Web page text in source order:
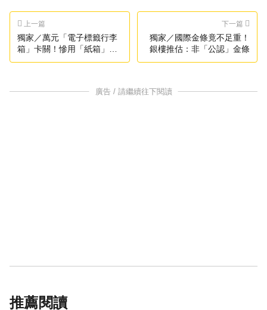
上一篇
獨家／萬元「電子標籤行李
箱」卡關！慘用「紙箱」出
國
下一篇
獨家／國際金條竟不足重！
銀樓推估：非「公認」金條
廣告 / 請繼續往下閱讀
推薦閱讀